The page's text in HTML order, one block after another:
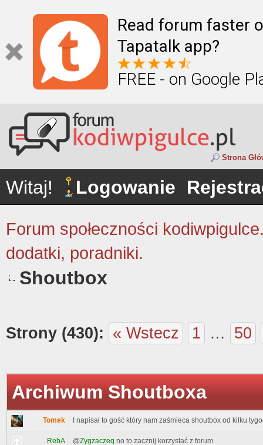
Read forum faster
Tapatalk app?
FREE - on Google
Strona
Witaj! Logowanie
Forum społeczności
dodatki, poradniki.
Shoutbox
Strony (430): « Wstecz 1 … 50
Archiwum Shoutboxa
Tomek I napisał to gość który nam zaśmieca shoutbox od kilku
RebA @Zygzaczeq no to zacznij korzystać z forum